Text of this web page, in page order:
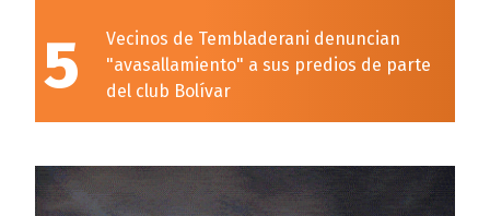
5
Vecinos de Tembladerani denuncian
"avasallamiento" a sus predios de parte
del club Bolívar